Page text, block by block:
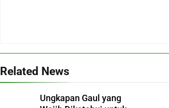
Related News
Ungkapan Gaul yang